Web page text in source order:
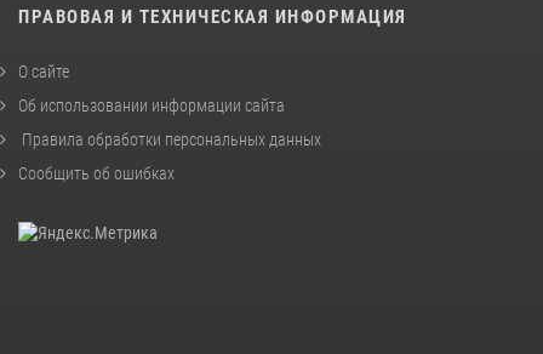
ПРАВОВАЯ И ТЕХНИЧЕСКАЯ ИНФОРМАЦИЯ
О сайте
Об использовании информации сайта
Правила обработки персональных данных
Сообщить об ошибках